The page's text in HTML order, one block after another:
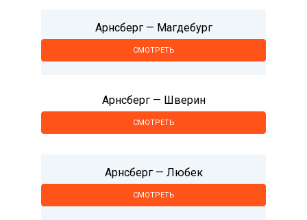
Арнсберг — Магдебург
СМОТРЕТЬ
Арнсберг — Шверин
СМОТРЕТЬ
Арнсберг — Любек
СМОТРЕТЬ